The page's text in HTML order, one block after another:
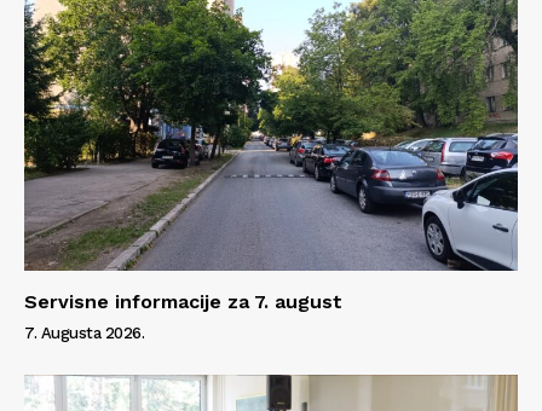
Servisne informacije za 7. august
7. Augusta 2026.